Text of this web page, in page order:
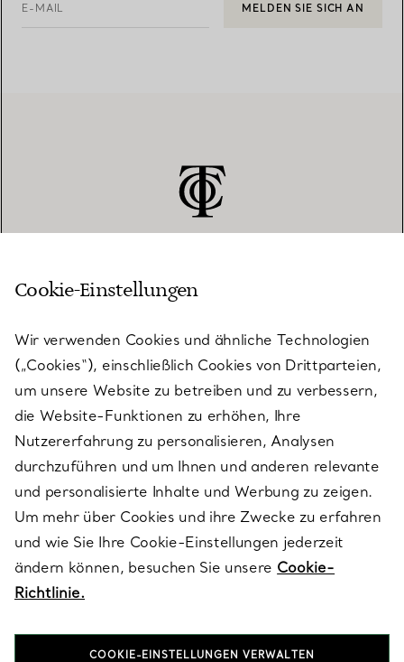
E-MAIL MELDEN SIE SICH AN
KUNDENSERVICE
SERVICES
ÜBER TIFFANY & CO.
RECHTLICHE HINWEISE
FOLGEN SIE UNS
Cookie-Einstellungen
Wir verwenden Cookies und ähnliche Technologien
(„Cookies“), einschließlich Cookies von Drittparteien,
um unsere Website zu betreiben und zu verbessern,
die Website-Funktionen zu erhöhen, Ihre
Nutzererfahrung zu personalisieren, Analysen
durchzuführen und um Ihnen und anderen relevante
und personalisierte Inhalte und Werbung zu zeigen.
Um mehr über Cookies und ihre Zwecke zu erfahren
und wie Sie Ihre Cookie-Einstellungen jederzeit
ändern können, besuchen Sie unsere Cookie-
Richtlinie.
COOKIE-EINSTELLUNGEN VERWALTEN